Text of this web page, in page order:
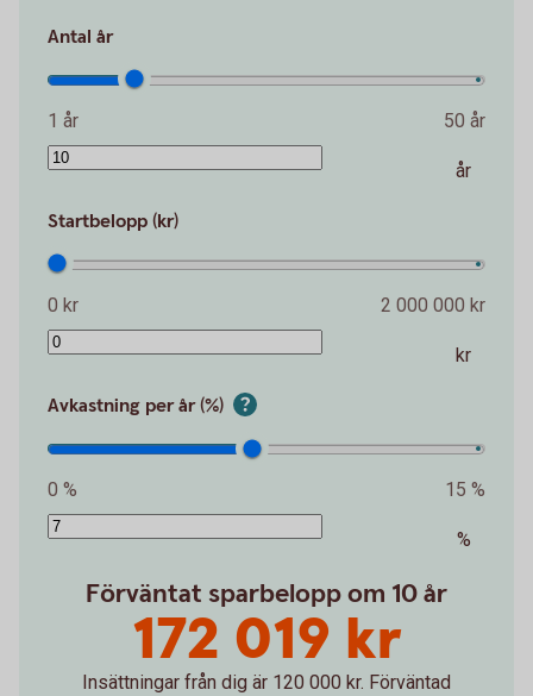
Antal år
1 år 50 år
år
Startbelopp (kr)
0 kr 2 000 000 kr
kr
Avkastning per år (%)
0 % 15 %
%
Förväntat sparbelopp om 10 år
172 019 kr
Insättningar från dig är 120 000 kr. Förväntad